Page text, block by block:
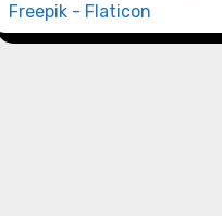
Freepik - Flaticon